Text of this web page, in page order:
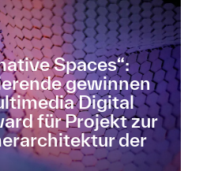
Spaces“:
gewinnen
Digital
für Projekt zur
der